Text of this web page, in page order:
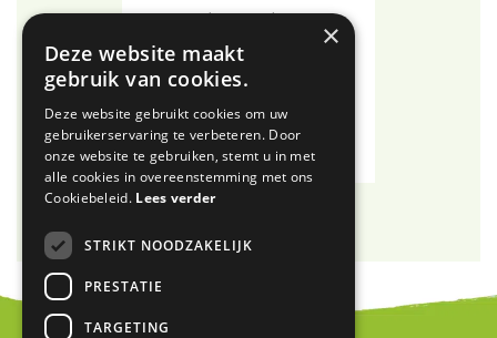
Caetshage, de
biologische
stadsboerderij van
Culemborg.
×
Deze website maakt
gebruik van cookies.
Deze website gebruikt cookies om uw
gebruikerservaring te verbeteren. Door
onze website te gebruiken, stemt u in met
alle cookies in overeenstemming met ons
Cookiebeleid. Lees verder
STRIKT NOODZAKELIJK
PRESTATIE
TARGETING